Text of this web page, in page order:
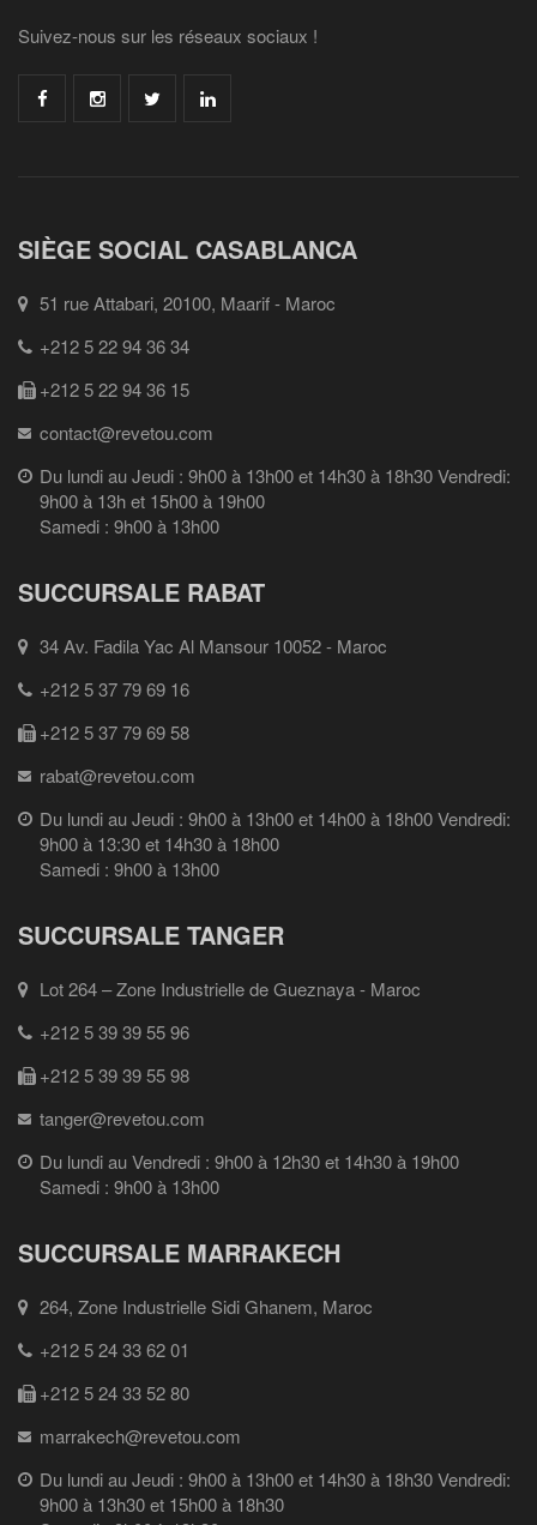
Suivez-nous sur les réseaux sociaux !
SIÈGE SOCIAL CASABLANCA
51 rue Attabari, 20100, Maarif - Maroc
+212 5 22 94 36 34
+212 5 22 94 36 15
contact@revetou.com
Du lundi au Jeudi : 9h00 à 13h00 et 14h30 à 18h30 Vendredi:
9h00 à 13h et 15h00 à 19h00
Samedi : 9h00 à 13h00
SUCCURSALE RABAT
34 Av. Fadila Yac Al Mansour 10052 - Maroc
+212 5 37 79 69 16
+212 5 37 79 69 58
rabat@revetou.com
Du lundi au Jeudi : 9h00 à 13h00 et 14h00 à 18h00 Vendredi:
9h00 à 13:30 et 14h30 à 18h00
Samedi : 9h00 à 13h00
SUCCURSALE TANGER
Lot 264 – Zone Industrielle de Gueznaya - Maroc
+212 5 39 39 55 96
+212 5 39 39 55 98
tanger@revetou.com
Du lundi au Vendredi : 9h00 à 12h30 et 14h30 à 19h00
Samedi : 9h00 à 13h00
SUCCURSALE MARRAKECH
264, Zone Industrielle Sidi Ghanem, Maroc
+212 5 24 33 62 01
+212 5 24 33 52 80
marrakech@revetou.com
Du lundi au Jeudi : 9h00 à 13h00 et 14h30 à 18h30 Vendredi:
9h00 à 13h30 et 15h00 à 18h30